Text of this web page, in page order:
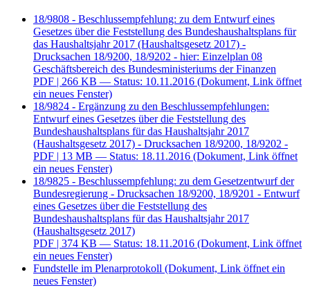
18/9808 - Beschlussempfehlung: zu dem Entwurf eines
Gesetzes über die Feststellung des Bundeshaushaltsplans für
das Haushaltsjahr 2017 (Haushaltsgesetz 2017) -
Drucksachen 18/9200, 18/9202 - hier: Einzelplan 08
Geschäftsbereich des Bundesministeriums der Finanzen
PDF | 266 KB — Status: 10.11.2016 (Dokument, Link öffnet
ein neues Fenster)
18/9824 - Ergänzung zu den Beschlussempfehlungen:
Entwurf eines Gesetzes über die Feststellung des
Bundeshaushaltsplans für das Haushaltsjahr 2017
(Haushaltsgesetz 2017) - Drucksachen 18/9200, 18/9202 -
PDF | 13 MB — Status: 18.11.2016 (Dokument, Link öffnet
ein neues Fenster)
18/9825 - Beschlussempfehlung: zu dem Gesetzentwurf der
Bundesregierung - Drucksachen 18/9200, 18/9201 - Entwurf
eines Gesetzes über die Feststellung des
Bundeshaushaltsplans für das Haushaltsjahr 2017
(Haushaltsgesetz 2017)
PDF | 374 KB — Status: 18.11.2016 (Dokument, Link öffnet
ein neues Fenster)
Fundstelle im Plenarprotokoll (Dokument, Link öffnet ein
neues Fenster)